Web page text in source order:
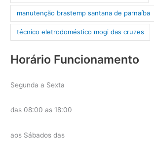
manutenção brastemp santana de parnaíba
técnico eletrodoméstico mogi das cruzes
Horário Funcionamento
Segunda a Sexta
das 08:00 as 18:00
aos Sábados das